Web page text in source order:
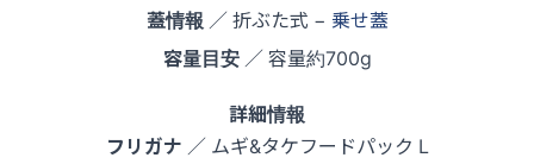
蓋情報 ／ 折ぶた式 − 乗せ蓋
容量目安／ 容量約700g
詳細情報
フリガナ ／ ムギ&タケフードパック L